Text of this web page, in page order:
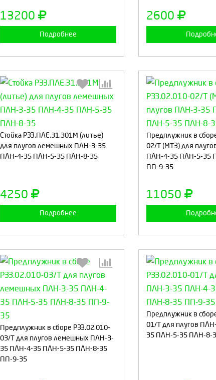
13200
Подробнее
2600
Стойка РЗЗ.ПЛЕ.31.301М (литье)
для плугов лемешных ПЛН-3-35
ПЛН-4-35 ПЛН-5-35 ПЛН-8-35
4250
Подробнее
Выберите количество:
Предплужник в
02/Т (МТЗ) для
ПЛН-4-35 ПЛН-5-35
ПП-9-35
11050
Выберите
Предплужник в сборе РЗЗ.02.010-
03/Т для плугов лемешных ПЛН-3-
35 ПЛН-4-35 ПЛН-5-35 ПЛН-8-35
ПП-9-35Продолжить
Предплужник в
01/Т для плугов
35 ПЛН-5-35 ПЛН-8-
Выберите